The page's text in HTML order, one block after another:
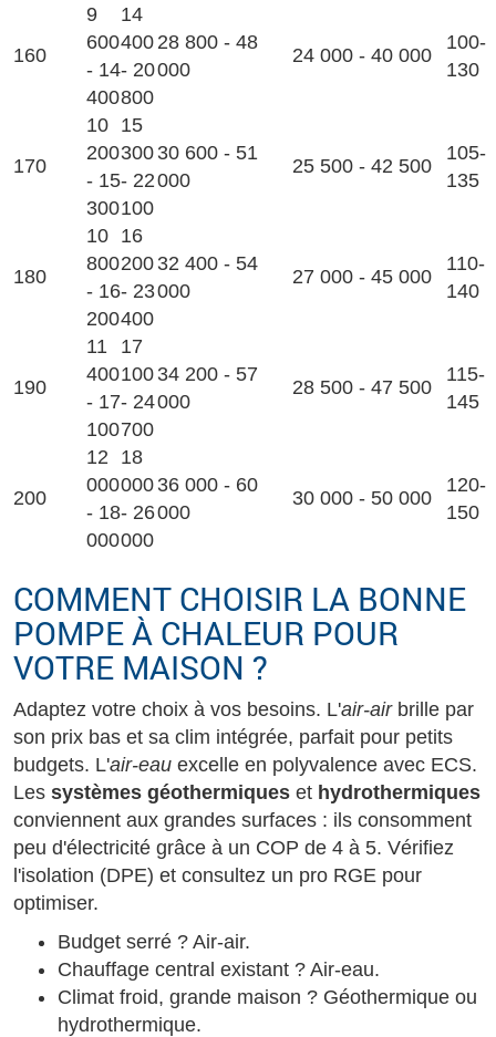
160
9
600
- 14
400
14
400
- 20
800
28 800 - 48
000
24 000 - 40 000
100-
130
170
10
200
- 15
300
15
300
- 22
100
30 600 - 51
000
25 500 - 42 500
105-
135
180
10
800
- 16
200
16
200
- 23
400
32 400 - 54
000
27 000 - 45 000
110-
140
190
11
400
- 17
100
17
100
- 24
700
34 200 - 57
000
28 500 - 47 500
115-
145
200
12
000
- 18
000
18
000
- 26
000
36 000 - 60
000
30 000 - 50 000
120-
150
COMMENT CHOISIR LA BONNE
POMPE À CHALEUR POUR
VOTRE MAISON ?
Adaptez votre choix à vos besoins. L'air-airbrille par
son prix bas et sa clim intégrée, parfait pour petits
budgets. L'air-eau excelle en polyvalence avec ECS.
Les systèmes géothermiques et hydrothermiques
conviennent aux grandes surfaces : ils consomment
peu d'électricité grâce à un COP de 4 à 5. Vérifiez
l'isolation (DPE) et consultez un pro RGE pour
optimiser.
Budget serré ? Air-air.
Chauffage central existant ? Air-eau.
Climat froid, grande maison ? Géothermique ou
hydrothermique.